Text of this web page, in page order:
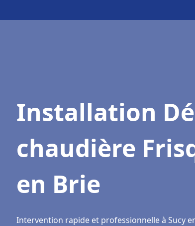
Installation
chaudière
en Brie
Intervention rapide et professionnelle à Sucy